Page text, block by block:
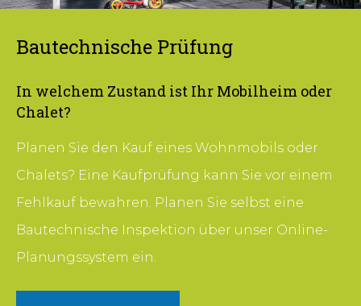
Bautechnische Prüfung
In welchem Zustand ist Ihr Mobilheim oder
Chalet?
Planen Sie den Kauf eines Wohnmobils oder
Chalets? Eine Kaufprüfung kann Sie vor einem
Fehlkauf bewahren. Planen Sie selbst eine
Bautechnische Inspektion über unser Online-
Planungssystem ein.